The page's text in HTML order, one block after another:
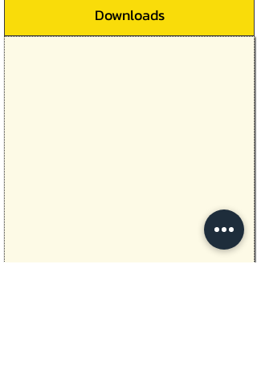
Downloads